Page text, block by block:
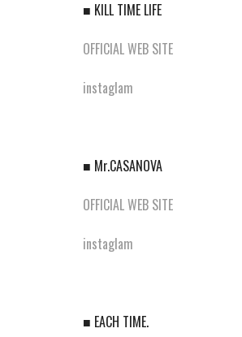
■ KILL TIME LIFE
OFFICIAL WEB SITE
instaglam
■ Mr.CASANOVA
OFFICIAL WEB SITE
instaglam
■ EACH TIME.